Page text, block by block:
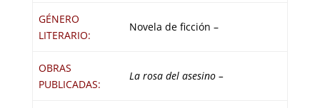
GÉNERO
LITERARIO:
Novela de ficción –
OBRAS
PUBLICADAS:
La rosa del asesino –